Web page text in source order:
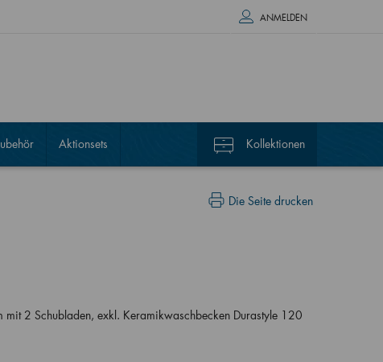
ANMELDEN
Aktionsets Kollektionen
Die Seite drucken
mit 2 Schubladen, exkl. Keramikwaschbecken Durastyle 120